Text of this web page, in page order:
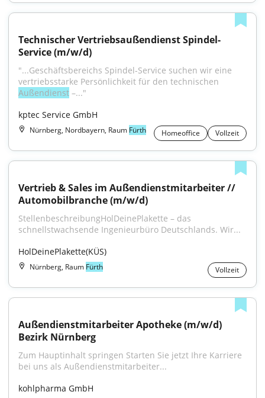
Technischer Vertriebsaußendienst Spindel-
Service (m/w/d)
"...Geschäftsbereichs Spindel-Service suchen wir eine
Außendienst –..."
kptec Service GmbH
Nürnberg, Nordbayern, Raum Fürth Homeoffice Vollzeit
Vertrieb & Sales im Außendienstmitarbeiter //
Automobilbranche (m/w/d)
StellenbeschreibungHolDeinePlakette – das
schnellstwachsende Ingenieurbüro Deutschlands. Wir...
HolDeinePlakette(KÜS)
Nürnberg, Raum Fürth Vollzeit
Außendienstmitarbeiter Apotheke (m/w/d)
Bezirk Nürnberg
Zum Hauptinhalt springen Starten Sie jetzt Ihre Karriere
bei uns als Außendienstmitarbeiter...
kohlpharma GmbH